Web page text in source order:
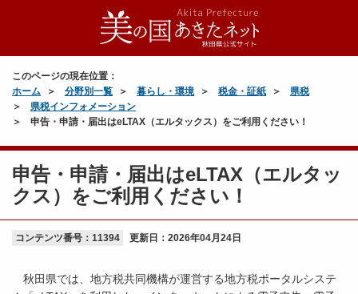
このページの現在位置：
ホーム
分野別一覧 暮らし・環境 税金・証紙
県税
県税インフォメーション
申告・申請・届出はeLTAX（エルタックス）をご利用ください！
申告・申請・届出はeLTAX（エルタッ
クス）をご利用ください！
コンテンツ番号：11394 更新日： 2026年04月24日
秋田県では、地方税共同機構が運営する地方税ポータルシステ